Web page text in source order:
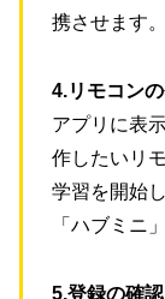
携させます。
4.リモコン
アプリに表
作したいリ
学習を開始
「ハブミニ
5.登録の確認